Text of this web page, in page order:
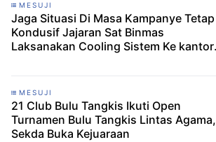
MESUJI
Jaga Situasi Di Masa Kampanye Tetap
Kondusif Jajaran Sat Binmas
Laksanakan Cooling Sistem Ke kantor
MESUJI
21 Club Bulu Tangkis Ikuti Open
Turnamen Bulu Tangkis Lintas Agama,
Sekda Buka Kejuaraan